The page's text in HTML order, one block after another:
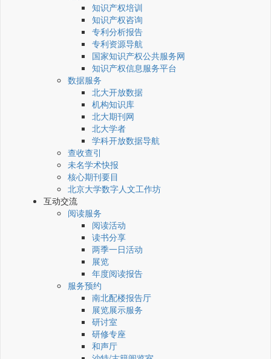
知识产权培训
知识产权咨询
专利分析报告
专利资源导航
国家知识产权公共服务网
知识产权信息服务平台
数据服务
北大开放数据
机构知识库
北大期刊网
北大学者
学科开放数据导航
查收查引
未名学术快报
核心期刊要目
北京大学数字人文工作坊
互动交流
阅读服务
阅读活动
读书分享
两季一日活动
展览
年度阅读报告
服务预约
南北配楼报告厅
展览展示服务
研讨室
研修专座
和声厅